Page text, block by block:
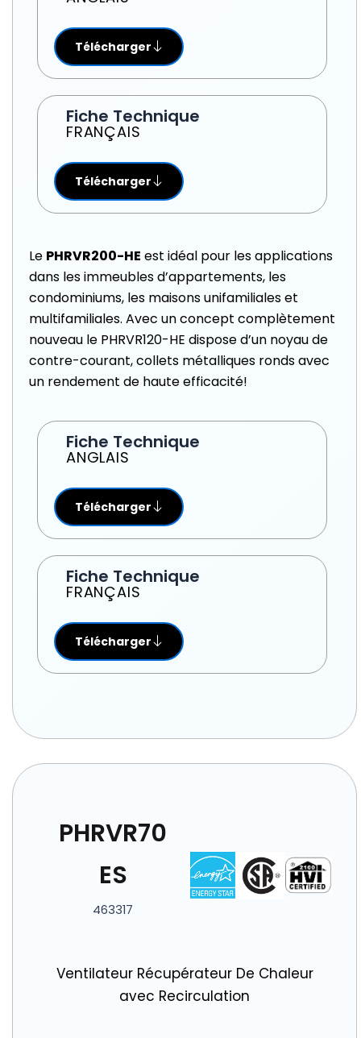
Télécharger
Fiche Technique
FRANÇAIS
Télécharger
Le PHRVR200-HE est idéal pour les applications
dans les immeubles d’appartements, les
condominiums, les maisons unifamiliales et
multifamiliales. Avec un concept complètement
nouveau le PHRVR120-HE dispose d’un noyau de
contre-courant, collets métalliques ronds avec
un rendement de haute efficacité!
Fiche Technique
ANGLAIS
Télécharger
Fiche Technique
FRANÇAIS
Télécharger
PHRVR70
ES
463317
Ventilateur Récupérateur De Chaleur
avec Recirculation